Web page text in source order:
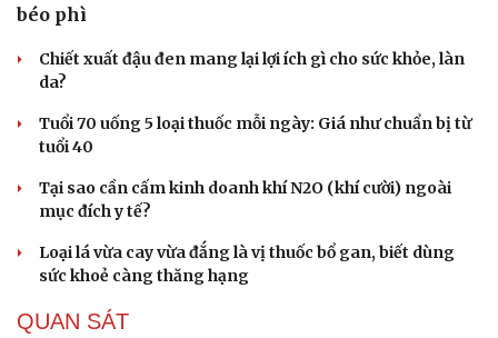
Du lịch
Tư vấn
check-in
Podcast
Đọc truyện đêm khuya
Cửa sổ tình yêu
Hạt giống tâm hồn
béo phì
Chiết xuất đậu đen mang lại lợi ích gì cho sức khỏe, làn
da?
Tuổi 70 uống 5 loại thuốc mỗi ngày: Giá như chuẩn bị từ
tuổi 40
Tại sao cần cấm kinh doanh khí N2O (khí cười) ngoài
mục đích y tế?
Loại lá vừa cay vừa đắng là vị thuốc bổ gan, biết dùng
sức khoẻ càng thăng hạng
QUAN SÁT